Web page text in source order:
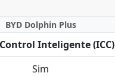
BYD Dolphin Plus
Inteligente (ICC)
Sim